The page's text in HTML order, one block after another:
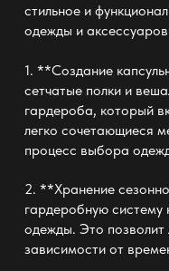
стильное и
одежды и
1. **Создание
сетчатые полки и
гардероба, который
легко сочетающиеся
процесс выбора
2. **Хранение
гардеробную систему
одежды. Это позволит
зависимости от